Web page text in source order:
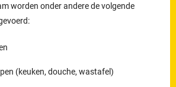
worden onder andere de volgende
(keuken, douche, wastafel)